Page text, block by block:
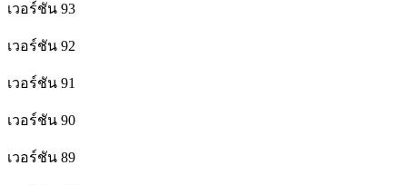
เวอร์ชัน 93
เวอร์ชัน 92
เวอร์ชัน 91
เวอร์ชัน 90
เวอร์ชัน 89